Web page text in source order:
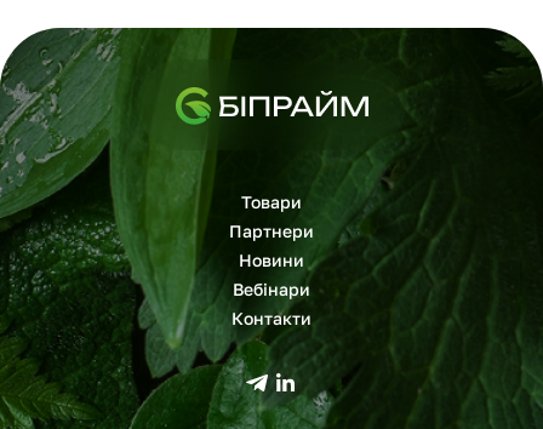
Товари
Партнери
Новини
Вебінари
Контакти